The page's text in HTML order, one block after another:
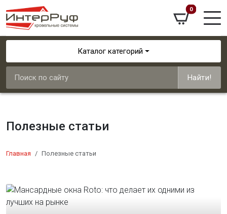
0
Каталог категорий
Найти!
Полезные статьи
Главная Полезные статьи